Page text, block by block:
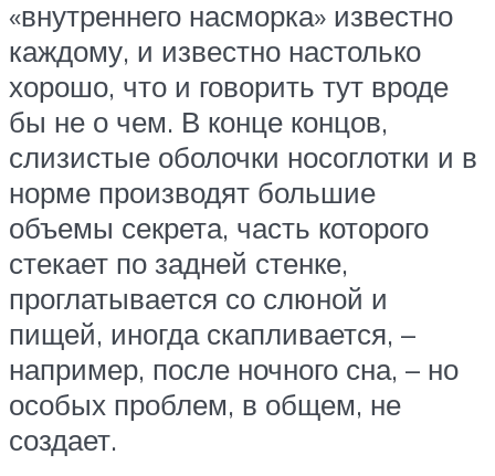
«внутреннего насморка» известно
каждому, и известно настолько
хорошо, что и говорить тут вроде
бы не о чем. В конце концов,
слизистые оболочки носоглотки и в
норме производят большие
объемы секрета, часть которого
стекает по задней стенке,
проглатывается со слюной и
пищей, иногда скапливается, –
например, после ночного сна, – но
особых проблем, в общем, не
создает.